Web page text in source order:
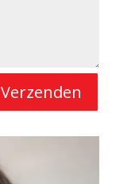
Verzenden